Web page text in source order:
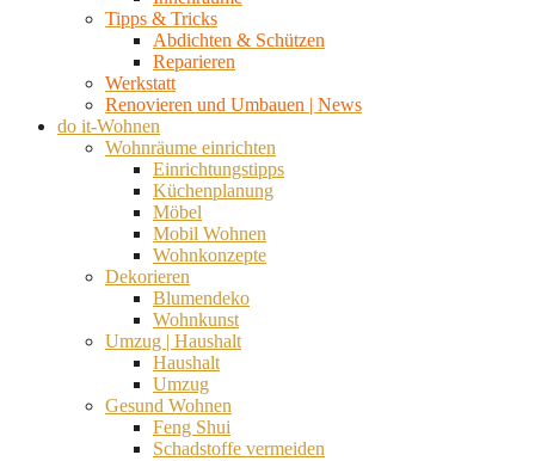
Tipps & Tricks
Abdichten & Schützen
Reparieren
Werkstatt
Renovieren und Umbauen | News
do it-Wohnen
Wohnräume einrichten
Einrichtungstipps
Küchenplanung
Möbel
Mobil Wohnen
Wohnkonzepte
Dekorieren
Blumendeko
Wohnkunst
Umzug | Haushalt
Haushalt
Umzug
Gesund Wohnen
Feng Shui
Schadstoffe vermeiden